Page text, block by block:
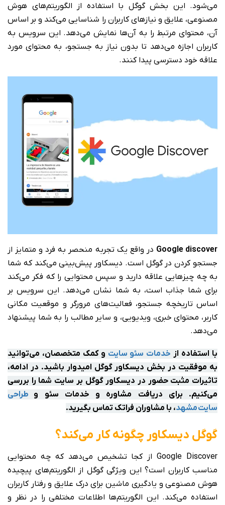
می‌شود. این بخش گوگل با استفاده از الگوریتم‌های هوش
مصنوعی، علایق و نیازهای کاربران را شناسایی می‌کند و بر اساس
آن، محتوای مرتبط را به آن‌ها نمایش می‌دهد. این سرویس به
کاربران اجازه می‌دهد تا بدون نیاز به جستجو، به محتوای مورد
علاقه خود دسترسی پیدا کنند.
Google discover در واقع یک تجربه منحصر به فرد و متمایز از
جستجو کردن در گوگل است. دیسکاور پیش‌بینی می‌کند که شما
به چه چیزهایی علاقه دارید و سپس محتوایی را که فکر می‌کند
برای شما جذاب است، به شما نشان می‌دهد. این سرویس بر
اساس تاریخچه جستجو، فعالیت‌های مرورگر و موقعیت مکانی
کاربر، محتوای خبری، ویدیویی، و سایر مطالب را به شما پیشنهاد
می‌دهد.
با استفاده از خدمات سئو سایت و کمک متخصصان، می‌توانید
به موفقیت در بخش دیسکاور گوگل امیدوار باشید. در ادامه،
تاثیرات مثبت حضور در دیسکاور گوگل بر سایت شما را بررسی
می‌کنیم. برای دریافت مشاوره و خدمات سئو و طراحی
سایت مشهد، با مشاوران فراتک تماس بگیرید.
گوگل دیسکاور چگونه کار می‌کند؟
Google Discover از کجا تشخیص می‌دهد که چه محتوایی
مناسب کاربران است؟ این ویژگی گوگل از الگوریتم‌های پیچیده
هوش مصنوعی و یادگیری ماشین برای درک علایق و رفتار کاربران
استفاده می‌کند. این الگوریتم‌ها اطلاعات مختلفی را در نظر و